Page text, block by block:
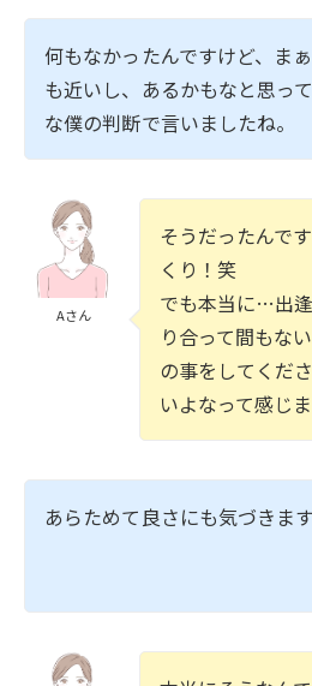
何もなかったんですけど、ま
も近いし、あるかもなと思っ
な僕の判断で言いましたね。
Aさん
そうだったんで
くり！笑
でも本当に…出
り合って間もな
の事をしてくだ
いよなって感じま
あらためて良さにも気づきます